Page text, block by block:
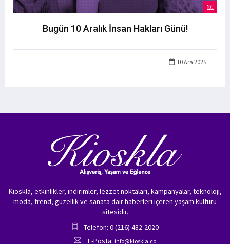
Bugün 10 Aralık İnsan Hakları Günü!
10 Ara 2025
Kioskla, etkinlikler, indirimler, lezzet noktaları, kampanyalar, teknoloji,
moda, trend, güzellik ve sanata dair haberleri içeren yaşam kültürü
sitesidir.
Telefon: 0 (216) 482-2020
E-Posta: info@kioskla.co